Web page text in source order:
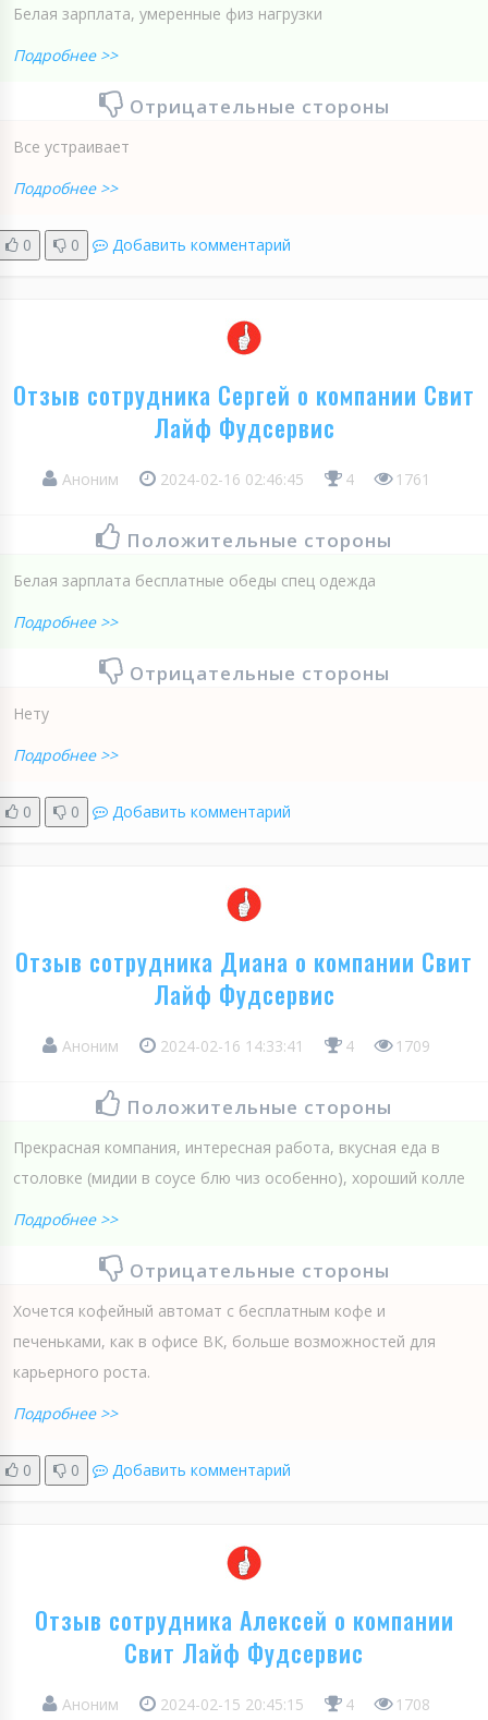
Белая зарплата, умеренные физ нагрузки
Подробнее >>
Отрицательные стороны
Все устраивает
Подробнее >>
0 0 Добавить комментарий
Отзыв сотрудника Сергей о компании Свит
Лайф Фудсервис
Аноним 2024-02-16 02:46:45 4 1761
Положительные стороны
Белая зарплата бесплатные обеды спец одежда
Подробнее >>
Отрицательные стороны
Нету
Подробнее >>
0 0 Добавить комментарий
Отзыв сотрудника Диана о компании Свит
Лайф Фудсервис
Аноним 2024-02-16 14:33:41 4 1709
Положительные стороны
Прекрасная компания, интересная работа, вкусная еда в
столовке (мидии в соусе блю чиз особенно), хороший колле
Подробнее >>
Отрицательные стороны
Хочется кофейный автомат с бесплатным кофе и
печеньками, как в офисе ВК, больше возможностей для
карьерного роста.
Подробнее >>
0 0 Добавить комментарий
Отзыв сотрудника Алексей о компании
Свит Лайф Фудсервис
Аноним 2024-02-15 20:45:15 4 1708